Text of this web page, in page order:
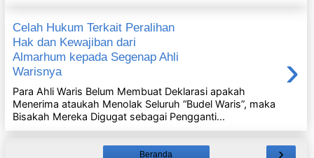
Celah Hukum Terkait Peralihan
Hak dan Kewajiban dari
Almarhum kepada Segenap Ahli
Warisnya
›
Para Ahli Waris Belum Membuat Deklarasi apakah
Menerima ataukah Menolak Seluruh “Budel Waris”, maka
Bisakah Mereka Digugat sebagai Pengganti...
›
Beranda